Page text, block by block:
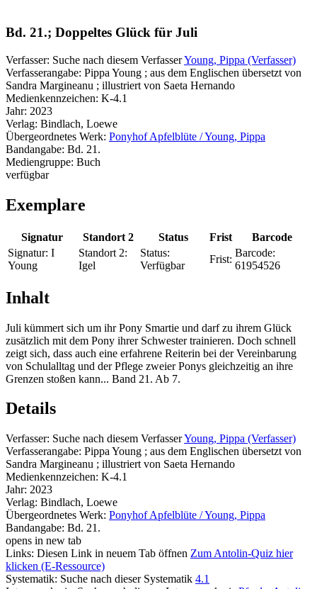
Bd. 21.; Doppeltes Glück für Juli
Verfasser: Suche nach diesem VerfasserYoung, Pippa (Verfasser)
Verfasserangabe: Pippa Young ; aus dem Englischen übersetzt von
Sandra Margineanu ; illustriert von Saeta Hernando
Medienkennzeichen: K-4.1
Jahr: 2023
Verlag: Bindlach, Loewe
Übergeordnetes Werk: Ponyhof Apfelblüte / Young, Pippa
Bandangabe: Bd. 21.
Mediengruppe: Buch
verfügbar
Exemplare
Signatur Standort 2 Status Frist
Barcode
Signatur: I
Young
Standort 2:
Igel
Status:
Verfügbar
Frist:
Barcode:
61954526
Inhalt
Juli kümmert sich um ihr Pony Smartie und darf zu ihrem Glück
zusätzlich mit dem Pony ihrer Schwester trainieren. Doch schnell
zeigt sich, dass auch eine erfahrene Reiterin bei der Vereinbarung
von Schulalltag und der Pflege zweier Ponys gleichzeitig an ihre
Grenzen stoßen kann... Band 21. Ab 7.
Details
Verfasser: Suche nach diesem VerfasserYoung, Pippa (Verfasser)
Verfasserangabe: Pippa Young ; aus dem Englischen übersetzt von
Sandra Margineanu ; illustriert von Saeta Hernando
Medienkennzeichen: K-4.1
Jahr: 2023
Verlag: Bindlach, Loewe
Übergeordnetes Werk: Ponyhof Apfelblüte / Young, Pippa
Bandangabe: Bd. 21.
opens in new tab
Links: Diesen Link in neuem Tab öffnen Zum Antolin-Quiz hier
klicken (E-Ressource)
Systematik: Suche nach dieser Systematik 4.1